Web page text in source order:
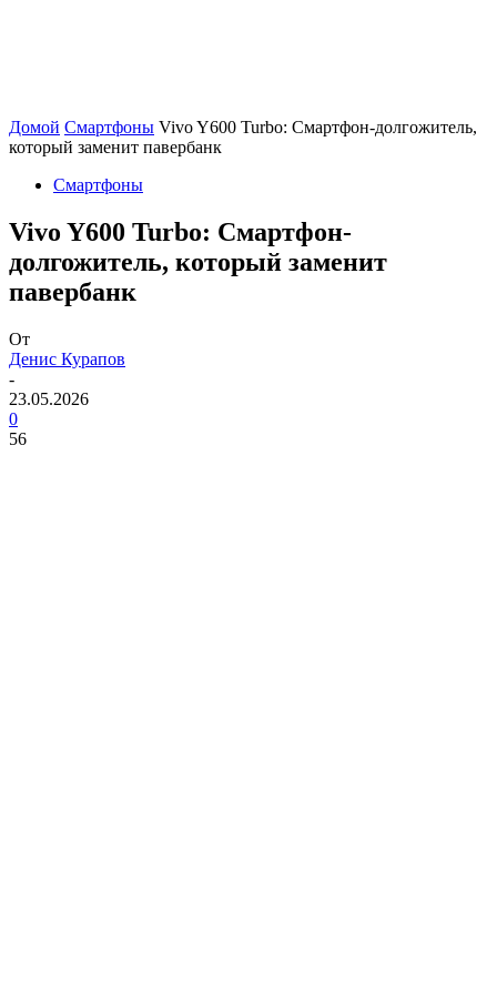
Домой Смартфоны Vivo Y600 Turbo: Смартфон-долгожитель,
который заменит павербанк
Смартфоны
Vivo Y600 Turbo: Смартфон-
долгожитель, который заменит
павербанк
От
Денис Курапов
-
23.05.2026
0
56